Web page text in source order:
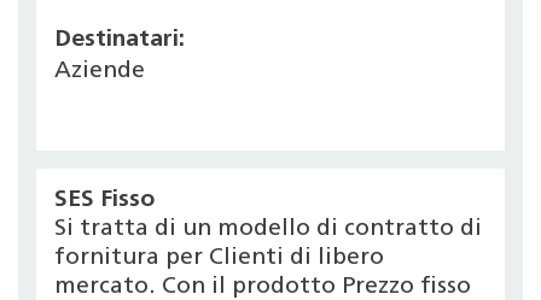
Destinatari:
Aziende
SES Fisso
Si tratta di un modello di contratto di
fornitura per Clienti di libero
mercato. Con il prodotto Prezzo fisso